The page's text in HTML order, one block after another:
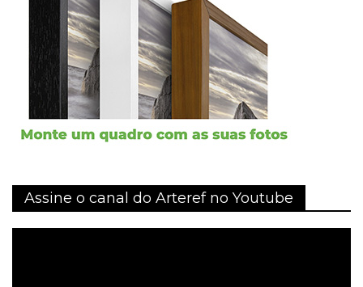
Assine o canal do Arteref no Youtube